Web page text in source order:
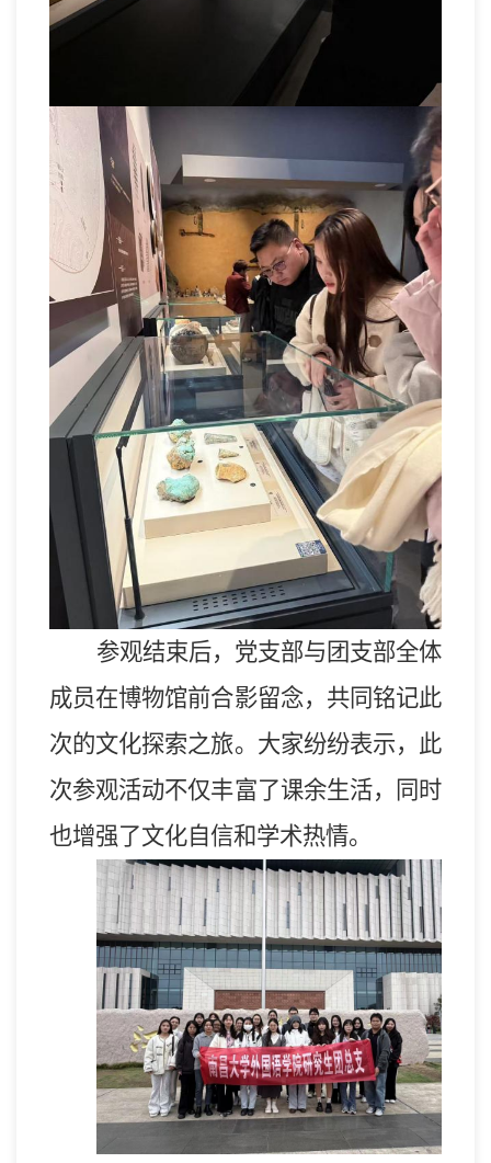
参观结束后， 党支部与团支部全体
成员在博物馆前合影留念，共同铭记此
次的文化探索之旅。 大家纷纷表示，此
次参观活动不仅丰富了课余生活，
同时
也增强了文化自信和学术热情。